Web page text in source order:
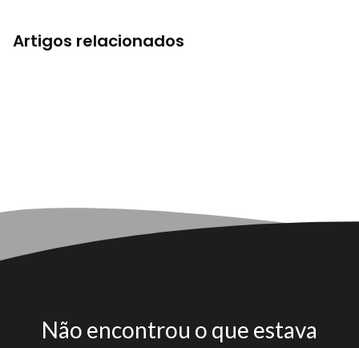
Artigos relacionados
Não encontrou o que estava